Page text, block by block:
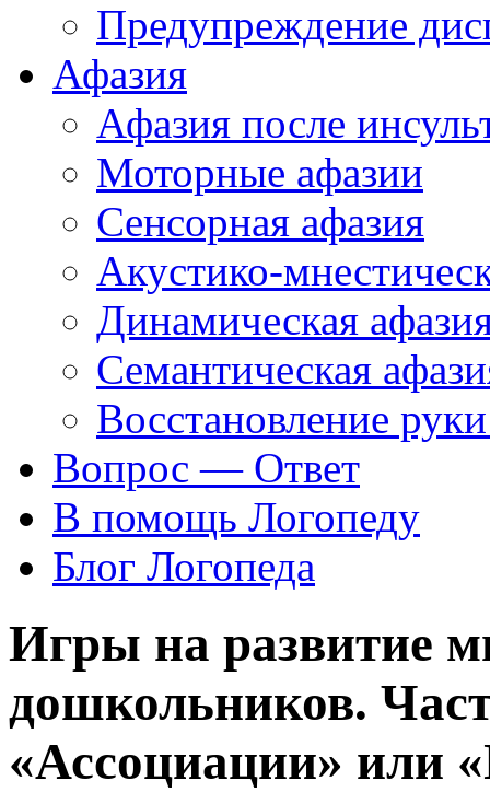
Предупреждение
Афазия
Афазия после
Моторные афазии
Сенсорная афазия
Акустико-
Динамическая
Семантическая
Восстановление
Вопрос — Ответ
В помощь Логопеду
Блог Логопеда
Игры на развитие
дошкольников.
«Ассоциации» или